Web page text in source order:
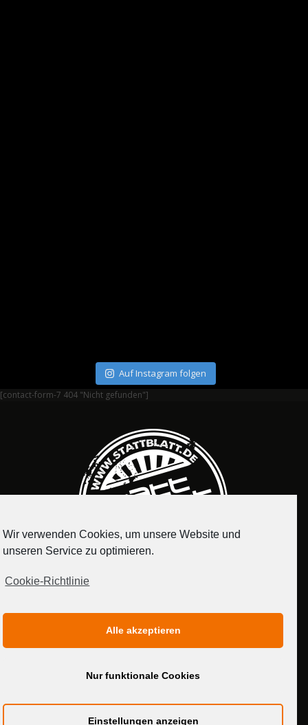
Auf Instagram folgen
[contact-form-7 404 "Nicht gefunden"]
MEDIADATEN
Wir verwenden Cookies, um unsere Website und
unseren Service zu optimieren.
Cookie-Richtlinie
Alle akzeptieren
Nur funktionale Cookies
Einstellungen anzeigen